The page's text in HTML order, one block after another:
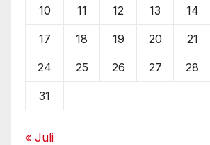
10 11 12 13 14
17 18 19 20 21
24 25 26 27 28
31
« Juli